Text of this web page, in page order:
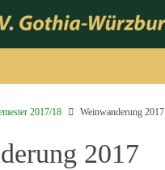
2017/18 Weinwanderung 2017
2017